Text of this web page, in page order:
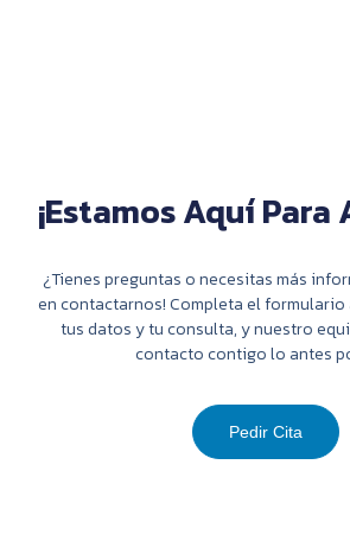
¡Estamos Aquí
¿Tienes preguntas o necesitas más
en contactarnos! Completa el
tus datos y tu consulta, y nuestro
contacto contigo lo antes
Pedir Cita